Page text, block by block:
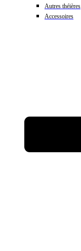
Autres théières
Accessoires